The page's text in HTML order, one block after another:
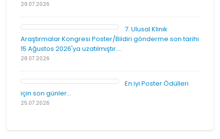
29.07.2026
7. Ulusal Klinik
Araştırmalar Kongresi Poster/Bildiri gönderme son tarihi
15 Ağustos 2026'ya uzatılmıştır....
28.07.2026
En iyi Poster Ödülleri
için son günler...
25.07.2026